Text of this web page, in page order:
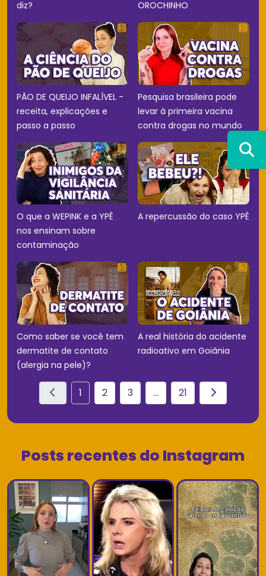
diz? OROCHINHO
PÃO DE QUEIJO INFALÍVEL -
receita, explicações e
passo a passo
Pesquisa brasileira pode
levar à primeira vacina
contra drogas no mundo
O que a WEPINK e a YPÊ
nos ensinam sobre
contaminação
A repercussão do caso YPÊ
Como saber se você tem
dermatite de contato
(alergia na pele)?
A real história do acidente
radioativo em Goiânia
1 2 3 ... 21
Posts recentes do Instagram